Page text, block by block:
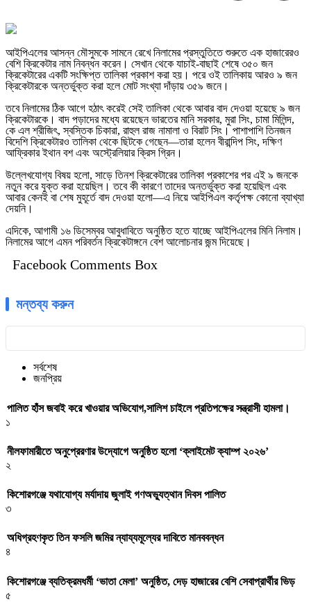
আইপিএলের আসন্ন মৌসুমকে সামনে রেখে নিলামের প্রস্তুতিতে শুরুতে এক হাজারেরও
বেশি ক্রিকেটার নাম নিবন্ধন করেন। সেখান থেকে যাচাই-বাছাই শেষে ৩৫০ জন
ক্রিকেটারের একটি সংক্ষিপ্ত তালিকা প্রকাশ করা হয়। পরে ওই তালিকায় আরও ৯ জন
ক্রিকেটারকে অন্তর্ভুক্ত করা হলে মোট সংখ্যা দাঁড়ায় ৩৫৯ জনে।
তবে নিলামের ঠিক আগে হঠাৎ করেই সেই তালিকা থেকে আবার বাদ দেওয়া হয়েছে ৯ জন
ক্রিকেটারকে। বাদ পড়াদের মধ্যে রয়েছেন ভারতের মানি সরকার, মুরা সিং, চামা মিলিন্দ,
কে এল শ্রীজিৎ, স্বস্তিক চিকারা, রাহুল রাজ নামালা ও বিরাট সিং। পাশাপাশি তিনজন
বিদেশি ক্রিকেটারও তালিকা থেকে ছিটকে গেছেন—তারা হলেন বীরান্দিপ সিং, দক্ষিণ
আফ্রিকার ইথান বশ এবং অস্ট্রেলিয়ার ক্রিস গ্রিন।
উল্লেখযোগ্য বিষয় হলো, সাড়ে তিনশ ক্রিকেটারের তালিকা প্রকাশের পর এই ৯ জনকে
নতুন করে যুক্ত করা হয়েছিল। তবে কী কারণে তাদের অন্তর্ভুক্ত করা হয়েছিল এবং
আবার কেনই বা শেষ মুহূর্তে বাদ দেওয়া হলো—এ নিয়ে আইপিএল কর্তৃপক্ষ কোনো ব্যাখ্যা
দেয়নি।
এদিকে, আগামী ১৬ ডিসেম্বর আবুধাবিতে অনুষ্ঠিত হতে যাচ্ছে আইপিএলের মিনি নিলাম।
নিলামের আগে এমন পরিবর্তন ক্রিকেটাঙ্গনে বেশ আলোচনার জন্ম দিয়েছে।
Facebook Comments Box
মন্তব্য করুন
সর্বশেষ
জনপ্রিয়
পালিত হাঁস জবাই করে খাওয়ার অভিযোগ,সালিশ চাইলে প্রতিপক্ষের সন্ত্রাসী হামলা।
১
নীলফামারীতে অনুপ্রেরণার উদ্যোগে অনুষ্ঠিত হলো ‘ক্লাইমেট ক্যাম্প ২০২৬’
২
কিশোরগঞ্জে যথাযোগ্য মর্যাদায় জুলাই গণঅভ্যুত্থান দিবস পালিত
৩
অধিগ্রহণকৃত তিন ফসলি জমির ন্যায্যমূল্যের দাবিতে মানববন্ধন
৪
কিশোরগঞ্জে ব্যতিক্রমধর্মী ‘ভাতা মেলা’ অনুষ্ঠিত, দেড় হাজারের বেশি সেবাপ্রার্থীর ভিড়
৫